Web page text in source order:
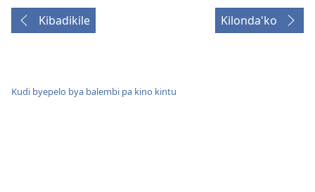
Kibadikile Kilonda'ko
Kudi byepelo bya balembi pa kino kintu